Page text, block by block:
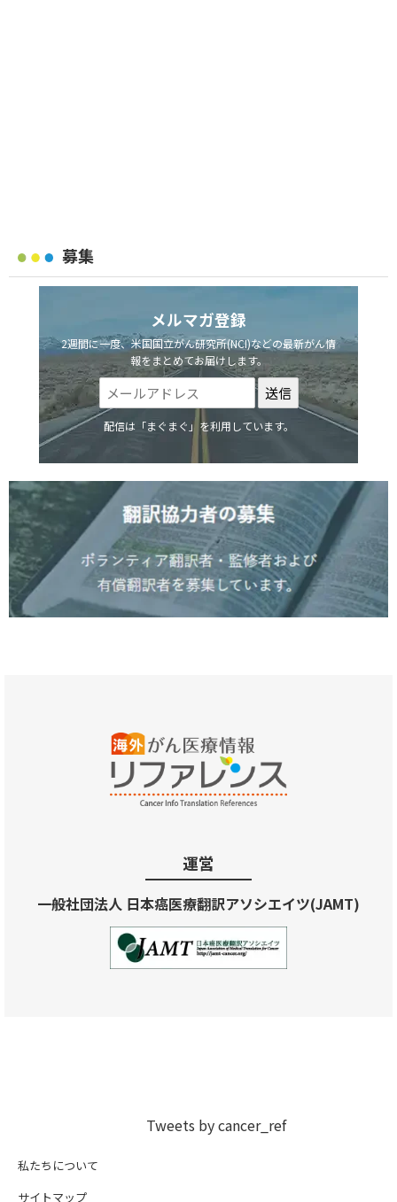
募集
メルマガ登録
2週間に一度、米国国立がん研究所(NCI)などの最新がん情
報をまとめてお届けします。
配信は「まぐまぐ」を利用しています。
運営
一般社団法人 日本癌医療翻訳アソシエイツ(JAMT)
Tweets by cancer_ref
私たちについて
サイトマップ